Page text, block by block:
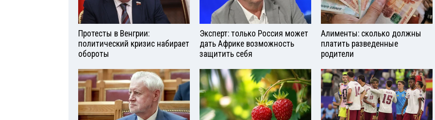
Протесты в Венгрии:
политический кризис набирает
обороты
Эксперт: только Россия может
дать Африке возможность
защитить себя
Алименты: сколько должны
платить разведенные
родители